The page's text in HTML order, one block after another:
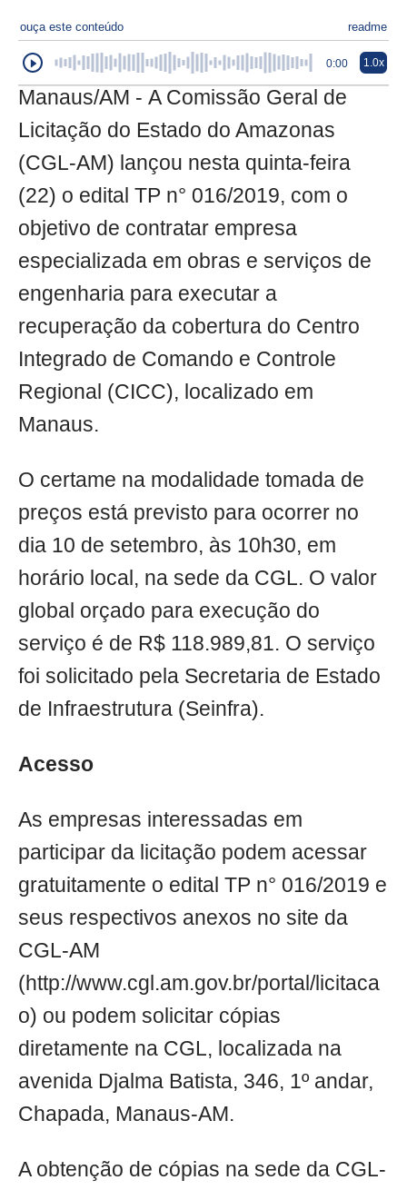
ouça este conteúdo readme
0:00 1.0x
Manaus/AM - A Comissão Geral de
Licitação do Estado do Amazonas
(CGL-AM) lançou nesta quinta-feira
(22) o edital TP n° 016/2019, com o
objetivo de contratar empresa
especializada em obras e serviços de
engenharia para executar a
recuperação da cobertura do Centro
Integrado de Comando e Controle
Regional (CICC), localizado em
Manaus.
O certame na modalidade tomada de
preços está previsto para ocorrer no
dia 10 de setembro, às 10h30, em
horário local, na sede da CGL. O valor
global orçado para execução do
serviço é de R$ 118.989,81. O serviço
foi solicitado pela Secretaria de Estado
de Infraestrutura (Seinfra).
Acesso
As empresas interessadas em
participar da licitação podem acessar
gratuitamente o edital TP n° 016/2019 e
seus respectivos anexos no site da
CGL-AM
(http://www.cgl.am.gov.br/portal/licitaca
o) ou podem solicitar cópias
diretamente na CGL, localizada na
avenida Djalma Batista, 346, 1º andar,
Chapada, Manaus-AM.
A obtenção de cópias na sede da CGL-